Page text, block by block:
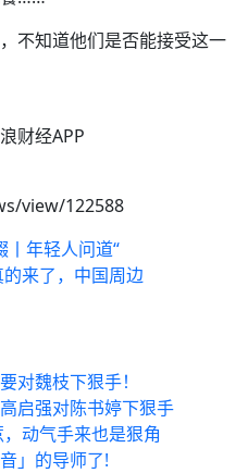
不知道他们是否能接受这一
财经APP
view/122588
丨年轻人问道“
来了，中国周边
对魏枝下狠手！
启强对陈书婷下狠手
动气手来也是狠角
」的导师了!